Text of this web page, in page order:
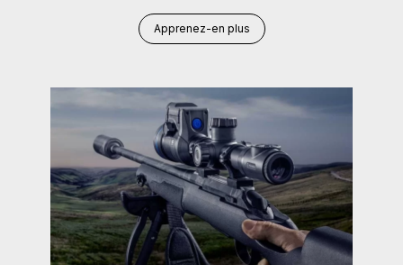
Apprenez-en plus